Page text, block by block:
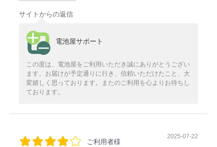
サイトからの返信
電池屋サポート
この度は、電池屋をご利用いただき誠にありがとうござい
ます。お届けが予定通りに行き、信頼いただけたこと、大
変嬉しく思っております。またのご利用を心よりお待ちし
ております。
ご利用者様
2025-07-22